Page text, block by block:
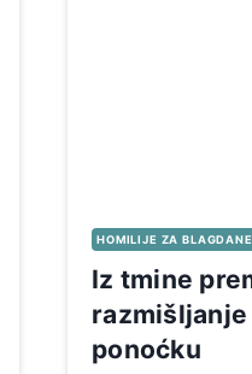
HOMILIJE ZA BLAGDANE
Iz tmine
ponoćku